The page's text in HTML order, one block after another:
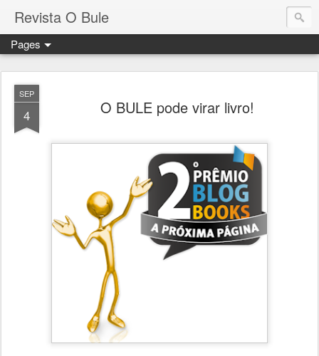
Revista O Bule
Pages
SEP
4 O BULE pode virar livro!